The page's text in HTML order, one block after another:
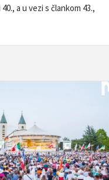
a u vezi s člankom 43.,